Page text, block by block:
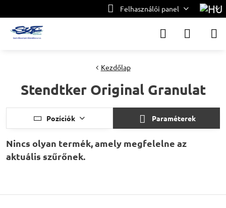
Felhasználói panel
Kezdőlap
Stendtker Original Granulat
Pozíciók Paraméterek